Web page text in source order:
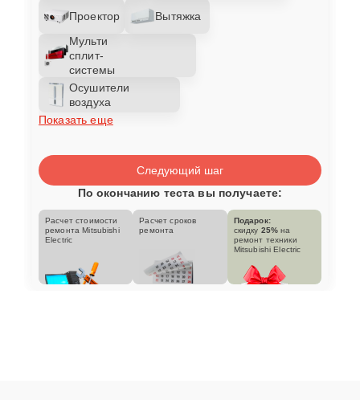
Проектор
Вытяжка
Мульти
сплит-
системы
Осушители
воздуха
Показать еще
Следующий шаг
По окончанию теста вы получаете:
Расчет стоимости
ремонта Mitsubishi
Electric
Расчет сроков
ремонта
Подарок:
скидку 25% на
ремонт техники
Mitsubishi Electric